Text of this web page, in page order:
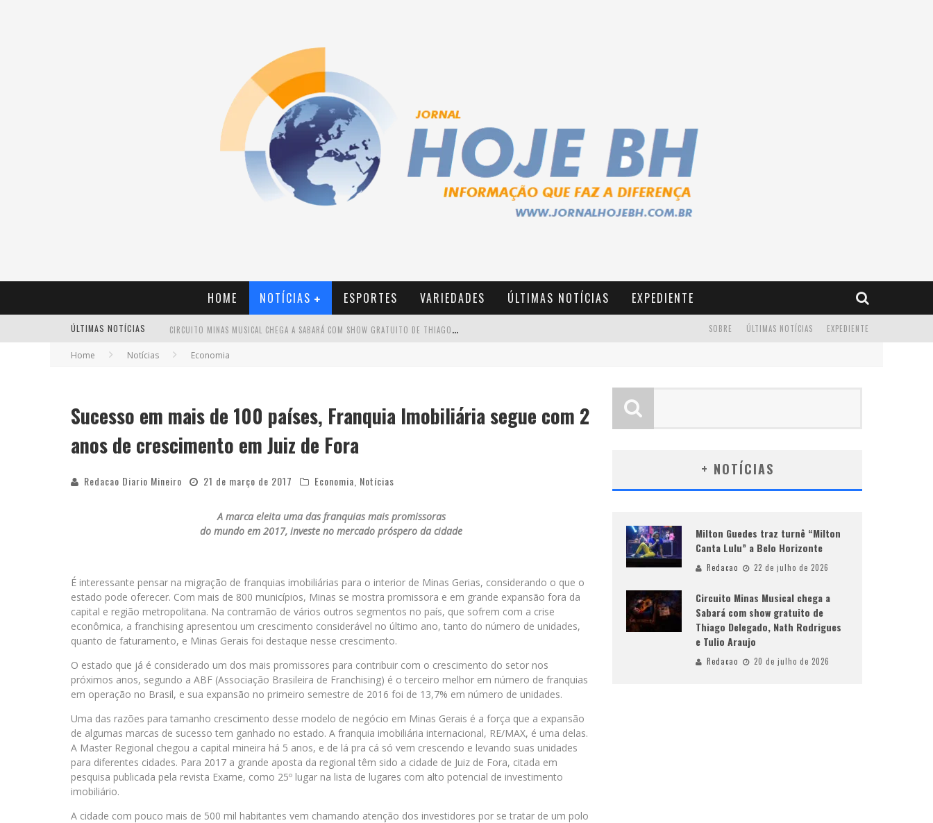
HOME NOTÍCIAS ESPORTES VARIEDADES ÚLTIMAS NOTÍCIAS EXPEDIENTE
ÚLTIMAS NOTÍCIAS C
IRCUITO MINAS MUSICAL CHEGA A SABARÁ COM SHOW GRATUITO DE THIAGO DELEGADO, NATH RODRIGUES E TULIO ARAUJO
MILTON GUEDES TRAZ TURNÊ “MILTON CANTA LULU” A BELO HORIZONTE
EXPEDIENTE
ÚLTIMAS NOTÍCIAS
SOBRE
Home Notícias Economia
Sucesso em mais de 100 países, Franquia Imobiliária segue com 2
anos de crescimento em Juiz de Fora
Redacao Diario Mineiro 21 de março de 2017 Economia Notícias
A marca eleita uma das franquias mais promissoras
do mundo em 2017, investe no mercado próspero da cidade
É interessante pensar na migração de franquias imobiliárias para o interior de Minas Gerias, considerando o que o
estado pode oferecer. Com mais de 800 municípios, Minas se mostra promissora e em grande expansão fora da
capital e região metropolitana. Na contramão de vários outros segmentos no país, que sofrem com a crise
econômica, a franchising apresentou um crescimento considerável no último ano, tanto do número de unidades,
quanto de faturamento, e Minas Gerais foi destaque nesse crescimento.
O estado que já é considerado um dos mais promissores para contribuir com o crescimento do setor nos
próximos anos, segundo a ABF (Associação Brasileira de Franchising) é o terceiro melhor em número de franquias
em operação no Brasil, e sua expansão no primeiro semestre de 2016 foi de 13,7% em número de unidades.
Uma das razões para tamanho crescimento desse modelo de negócio em Minas Gerais é a força que a expansão
de algumas marcas de sucesso tem ganhado no estado. A franquia imobiliária internacional, RE/MAX, é uma delas.
A Master Regional chegou a capital mineira há 5 anos, e de lá pra cá só vem crescendo e levando suas unidades
para diferentes cidades. Para 2017 a grande aposta da regional têm sido a cidade de Juiz de Fora, citada em
pesquisa publicada pela revista Exame, como 25º lugar na lista de lugares com alto potencial de investimento
imobiliário.
A cidade com pouco mais de 500 mil habitantes vem chamando atenção dos investidores por se tratar de um polo
+ NOTÍCIAS
Milton Guedes traz turnê “Milton
Canta Lulu” a Belo Horizonte
Redacao 22 de julho de 2026
Circuito Minas Musical chega a
Sabará com show gratuito de
Thiago Delegado, Nath Rodrigues
e Tulio Araujo
Redacao 20 de julho de 2026